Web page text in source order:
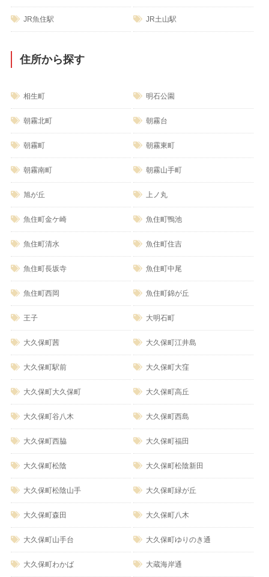
JR魚住駅 JR土山駅
住所から探す
相生町 明石公園
朝霧北町 朝霧台
朝霧町 朝霧東町
朝霧南町 朝霧山手町
旭が丘 上ノ丸
魚住町金ケ崎 魚住町鴨池
魚住町清水 魚住町住吉
魚住町長坂寺 魚住町中尾
魚住町西岡 魚住町錦が丘
王子 大明石町
大久保町茜 大久保町江井島
大久保町駅前 大久保町大窪
大久保町大久保町 大久保町高丘
大久保町谷八木 大久保町西島
大久保町西脇 大久保町福田
大久保町松陰 大久保町松陰新田
大久保町松陰山手 大久保町緑が丘
大久保町森田 大久保町八木
大久保町山手台 大久保町ゆりのき通
大久保町わかば 大蔵海岸通